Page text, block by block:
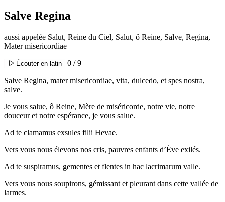
Salve Regina
aussi appelée Salut, Reine du Ciel, Salut, ô Reine, Salve, Regina,
Mater misericordiae
Écouter en latin 0 / 9
Salve Regina, mater misericordiae, vita, dulcedo, et spes nostra,
salve.
Je vous salue, ô Reine, Mère de miséricorde, notre vie, notre
douceur et notre espérance, je vous salue.
Ad te clamamus exsules filii Hevae.
Vers vous nous élevons nos cris, pauvres enfants d’Ève exilés.
Ad te suspiramus, gementes et flentes in hac lacrimarum valle.
Vers vous nous soupirons, gémissant et pleurant dans cette vallée de
larmes.